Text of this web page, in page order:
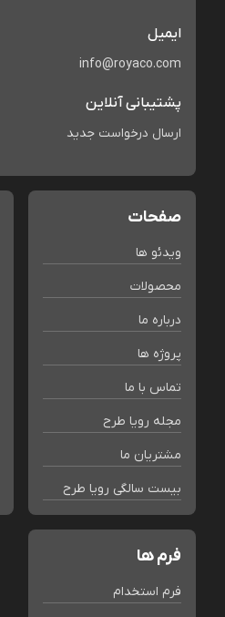
ایمیل
info@royaco.com
پشتیبانی آنلاین
ارسال درخواست جدید
صفحات
ویدئو ها
محصولات
درباره ما
پروژه ها
تماس با ما
مجله رویا طرح
مشتریان ما
بیست سالگی رویا طرح
فرم ها
فرم استخدام